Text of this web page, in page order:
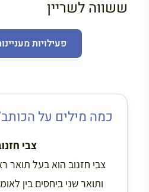
ששווה לשריין
פעילויות
כמה מילים על
צבי
צבי חזנוב הוא בעל תואר
ותואר שני ביחסים בין